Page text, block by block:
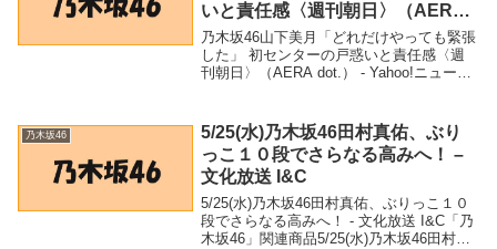
いと責任感〈週刊朝日〉（AERA
dot.） – Yahoo!ニュース –
Yahoo!ニュース
乃木坂46山下美月「どれだけやっても緊張
した」 初センターの戸惑いと責任感〈週
刊朝日〉（AERA dot.） - Yahoo!ニュース
た」 初センター...
乃木坂46
5/25(水)乃木坂46田村真佑、ぶり
っこ１０段でさらなる高みへ！ –
文化放送 I&C
5/25(水)乃木坂46田村真佑、ぶりっこ１０
段でさらなる高みへ！ - 文化放送 I&C「乃
木坂46」関連商品5/25(水)乃木坂46田村真